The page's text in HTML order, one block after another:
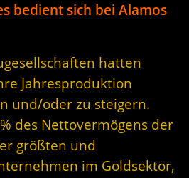
bedient sich bei Alamos
hatten
Jahresproduktion
und/oder zu steigern.
des Nettovermögens der
größten und
im Goldsektor,